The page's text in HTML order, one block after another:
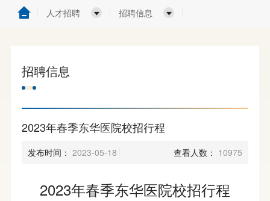
人才招聘 招聘信息
招聘信息
2023年春季东华医院校招行程
发布时间： 2023-05-18 查看人数： 10975
2023年春季东华医院校招行程